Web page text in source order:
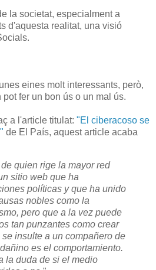
la societat, especialment a
d'aquesta realitat, una visió
eines molt interessants, però,
fer un bon ús o un mal ús.
a l'article titulat: "El ciberacoso se
de El País, aquest article acaba
quien rige la mayor red
sitio web que ha
políticas y que ha unido
nobles como la
pero que a la vez puede
tan punzantes como crear
insulte a un compañero de
es el comportamiento.
la duda de si el medio